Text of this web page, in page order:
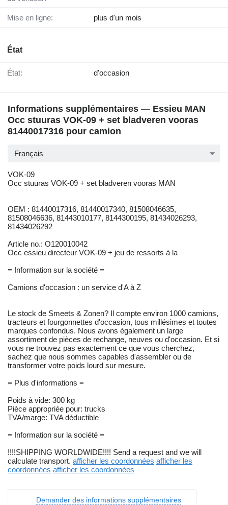
Mise en ligne: plus d'un mois
État
État: d'occasion
Informations supplémentaires — Essieu MAN
Occ stuuras VOK-09 + set bladveren vooras
81440017316 pour camion
Français
VOK-09
Occ stuuras VOK-09 + set bladveren vooras MAN
OEM : 81440017316, 81440017340, 81508046635,
81508046636, 81443010177, 8144300195, 81434026293,
81434026292
Article no.: O120010042
Occ essieu directeur VOK-09 + jeu de ressorts à la
= Information sur la société =
Camions d'occasion : un service d'A à Z
Le stock de Smeets & Zonen? Il compte environ 1000 camions,
tracteurs et fourgonnettes d'occasion, tous millésimes et toutes
marques confondus. Nous avons également un large
assortiment de pièces de rechange, neuves ou d'occasion. Et si
vous ne trouvez pas exactement ce que vous cherchez,
sachez que nous sommes capables d'assembler ou de
transformer votre poids lourd sur mesure.
= Plus d'informations =
Poids à vide: 300 kg
Pièce appropriée pour: trucks
TVA/marge: TVA déductible
= Information sur la société =
!!!!SHIPPING WORLDWIDE!!!! Send a request and we will
calculate transport. afficher les coordonnées afficher les
coordonnées afficher les coordonnées
Demander des informations supplémentaires